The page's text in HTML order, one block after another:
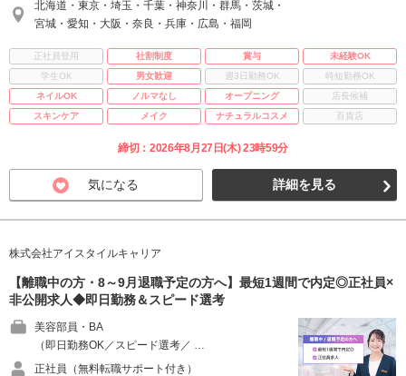
北海道・東京・埼玉・千葉・神奈川・群馬・茨城・
宮城・愛知・大阪・奈良・兵庫・広島・福岡
正社員登用 社割制度 賞与
未経験OK
学生OK
男女歓迎 週3日勤務OK
時短勤務OK
ネイルOK
ノルマなし オープニング
店長候補
スキンケア
メイク ナチュラルコスメ 百貨店
締切：2026年8月27日(木) 23時59分
気になる 詳細を見る
株式会社アイスタイルキャリア
【離職中の方・8～9月退職予定の方へ】最短1週間で内定◎正社員×
非公開求人◆即日勤務＆スピード選考
美容部員・BA
（即日勤務OK／スピード選考／ …
正社員（無料転職サポート付き）